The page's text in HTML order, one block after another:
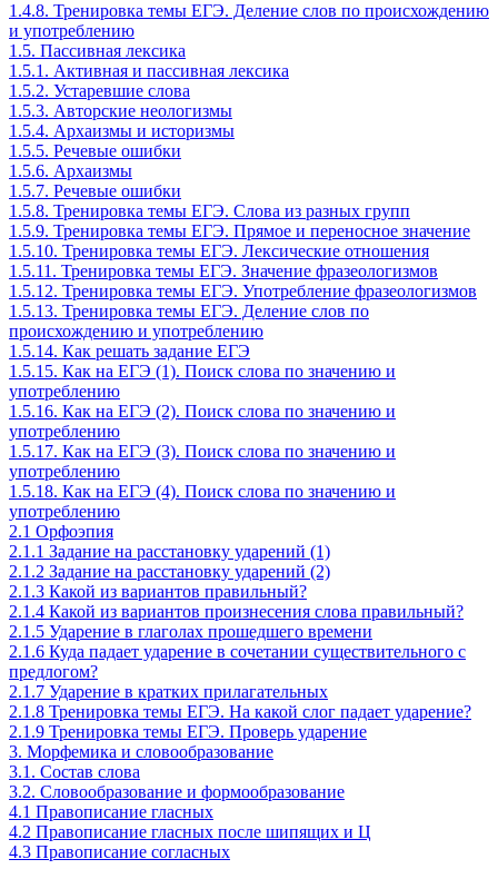
1.4.8. Тренировка темы ЕГЭ. Деление слов по происхождению
и употреблению
1.5. Пассивная лексика
1.5.1. Активная и пассивная лексика
1.5.2. Устаревшие слова
1.5.3. Авторские неологизмы
1.5.4. Архаизмы и историзмы
1.5.5. Речевые ошибки
1.5.6. Архаизмы
1.5.7. Речевые ошибки
1.5.8. Тренировка темы ЕГЭ. Слова из разных групп
1.5.9. Тренировка темы ЕГЭ. Прямое и переносное значение
1.5.10. Тренировка темы ЕГЭ. Лексические отношения
1.5.11. Тренировка темы ЕГЭ. Значение фразеологизмов
1.5.12. Тренировка темы ЕГЭ. Употребление фразеологизмов
1.5.13. Тренировка темы ЕГЭ. Деление слов по
происхождению и употреблению
1.5.14. Как решать задание ЕГЭ
1.5.15. Как на ЕГЭ (1). Поиск слова по значению и
употреблению
1.5.16. Как на ЕГЭ (2). Поиск слова по значению и
употреблению
1.5.17. Как на ЕГЭ (3). Поиск слова по значению и
употреблению
1.5.18. Как на ЕГЭ (4). Поиск слова по значению и
употреблению
2.1 Орфоэпия
2.1.1 Задание на расстановку ударений (1)
2.1.2 Задание на расстановку ударений (2)
2.1.3 Какой из вариантов правильный?
2.1.4 Какой из вариантов произнесения слова правильный?
2.1.5 Ударение в глаголах прошедшего времени
2.1.6 Куда падает ударение в сочетании существительного с
предлогом?
2.1.7 Ударение в кратких прилагательных
2.1.8 Тренировка темы ЕГЭ. На какой слог падает ударение?
2.1.9 Тренировка темы ЕГЭ. Проверь ударение
3. Морфемика и словообразование
3.1. Состав слова
3.2. Словообразование и формообразование
4.1 Правописание гласных
4.2 Правописание гласных после шипящих и Ц
4.3 Правописание согласных